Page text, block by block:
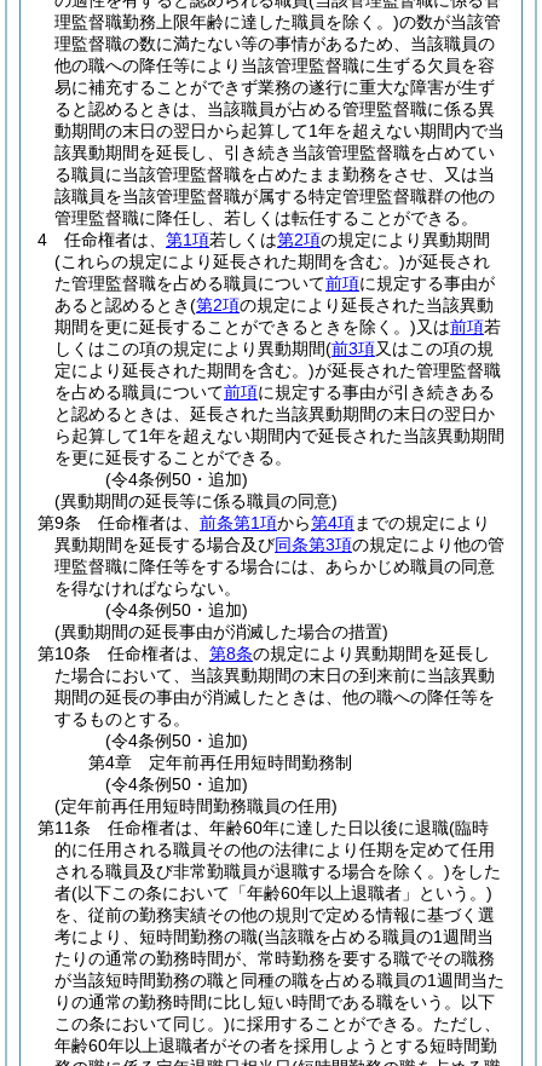
理監督職勤務上限年齢に達した職員を除く。)の数が当該管
理監督職の数に満たない等の事情があるため、当該職員の
他の職への降任等により当該管理監督職に生ずる欠員を容
易に補充することができず業務の遂行に重大な障害が生ず
ると認めるときは、当該職員が占める管理監督職に係る異
動期間の末日の翌日から起算して1年を超えない期間内で当
該異動期間を延長し、引き続き当該管理監督職を占めてい
る職員に当該管理監督職を占めたまま勤務をさせ、又は当
該職員を当該管理監督職が属する特定管理監督職群の他の
管理監督職に降任し、若しくは転任することができる。
4
任命権者は、 第1項若しくは第2項の規定により異動期間
(これらの規定により延長された期間を含む。)が延長され
た管理監督職を占める職員について前項に規定する事由が
あると認めるとき(第2項の規定により延長された当該異動
期間を更に延長することができるときを除く。)又は前項若
しくはこの項の規定により異動期間(前3項又はこの項の規
定により延長された期間を含む。)が延長された管理監督職
を占める職員について前項に規定する事由が引き続きある
と認めるときは、延長された当該異動期間の末日の翌日か
ら起算して1年を超えない期間内で延長された当該異動期間
を更に延長することができる。
(令4条例50・追加)
(異動期間の延長等に係る職員の同意)
第9条
任命権者は、 前条第1項から第4項までの規定により
異動期間を延長する場合及び同条第3項の規定により他の管
理監督職に降任等をする場合には、あらかじめ職員の同意
を得なければならない。
(令4条例50・追加)
(異動期間の延長事由が消滅した場合の措置)
第10条
任命権者は、 第8条の規定により異動期間を延長し
た場合において、当該異動期間の末日の到来前に当該異動
期間の延長の事由が消滅したときは、他の職への降任等を
するものとする。
(令4条例50・追加)
第4章
定年前再任用短時間勤務制
(令4条例50・追加)
(定年前再任用短時間勤務職員の任用)
第11条
任命権者は、年齢60年に達した日以後に退職(臨時
的に任用される職員その他の法律により任期を定めて任用
される職員及び非常勤職員が退職する場合を除く。)をした
者(以下この条において「年齢60年以上退職者」という。)
を、従前の勤務実績その他の規則で定める情報に基づく選
考により、短時間勤務の職(当該職を占める職員の1週間当
たりの通常の勤務時間が、常時勤務を要する職でその職務
が当該短時間勤務の職と同種の職を占める職員の1週間当た
りの通常の勤務時間に比し短い時間である職をいう。以下
この条において同じ。)に採用することができる。 ただし、
年齢60年以上退職者がその者を採用しようとする短時間勤